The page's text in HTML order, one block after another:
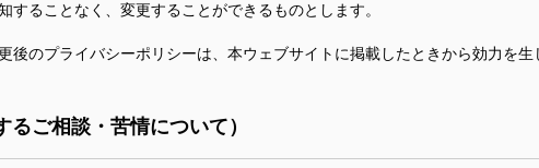
することなく、変更することができるものとします。
後のプライバシーポリシーは、本ウェブサイトに掲載したときから効力を生
ご相談・苦情について）